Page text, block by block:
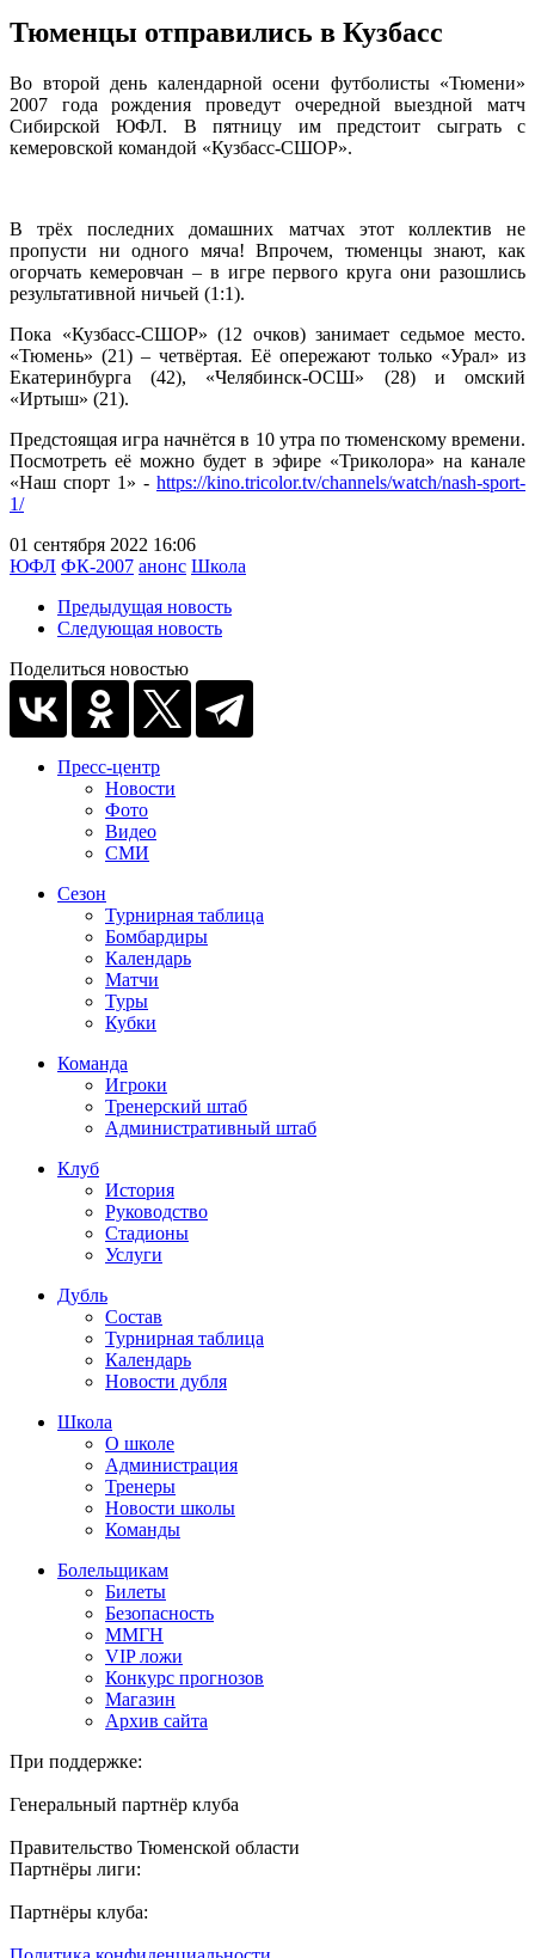
Тюменцы отправились в Кузбасс
Во второй день календарной осени футболисты «Тюмени»
2007 года рождения проведут очередной выездной матч
Сибирской ЮФЛ. В пятницу им предстоит сыграть с
кемеровской командой «Кузбасс-СШОР».
В трёх последних домашних матчах этот коллектив не
пропусти ни одного мяча! Впрочем, тюменцы знают, как
огорчать кемеровчан – в игре первого круга они разошлись
результативной ничьей (1:1).
Пока «Кузбасс-СШОР» (12 очков) занимает седьмое место.
«Тюмень» (21) – четвёртая. Её опережают только «Урал» из
Екатеринбурга (42), «Челябинск-ОСШ» (28) и омский
«Иртыш» (21).
Предстоящая игра начнётся в 10 утра по тюменскому времени.
Посмотреть её можно будет в эфире «Триколора» на канале
«Наш спорт 1» - https://kino.tricolor.tv/channels/watch/nash-sport-
1/
01 сентября 2022 16:06
ЮФЛ ФК-2007 анонс Школа
Предыдущая новость
Следующая новость
Поделиться новостью
Пресс-центр
Новости
Фото
Видео
СМИ
Сезон
Турнирная таблица
Бомбардиры
Календарь
Матчи
Туры
Кубки
Команда
Игроки
Тренерский штаб
Административный штаб
Клуб
История
Руководство
Стадионы
Услуги
Дубль
Состав
Турнирная таблица
Календарь
Новости дубля
Школа
О школе
Администрация
Тренеры
Новости школы
Команды
Болельщикам
Билеты
Безопасность
ММГН
VIP ложи
Конкурс прогнозов
Магазин
Архив сайта
При поддержке:
Генеральный партнёр клуба
Правительство Тюменской области
Партнёры лиги:
Партнёры клуба: